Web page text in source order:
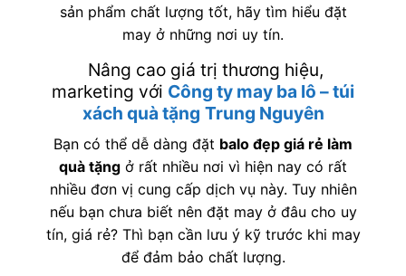
sản phẩm chất lượng tốt, hãy tìm hiểu đặt
may ở những nơi uy tín.
Nâng cao giá trị thương hiệu,
marketing với Công ty may ba lô – túi
xách quà tặng Trung Nguyên
Bạn có thể dễ dàng đặt balo đẹp giá rẻ làm
quà tặng ở rất nhiều nơi vì hiện nay có rất
nhiều đơn vị cung cấp dịch vụ này. Tuy nhiên
nếu bạn chưa biết nên đặt may ở đâu cho uy
tín, giá rẻ? Thì bạn cần lưu ý kỹ trước khi may
để đảm bảo chất lượng.